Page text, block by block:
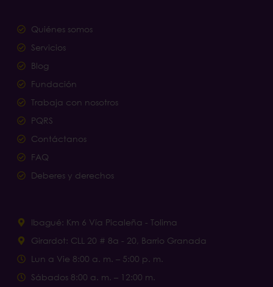
Quiénes somos
Servicios
Blog
Fundación
Trabaja con nosotros
PQRS
Contáctanos
FAQ
Deberes y derechos
Ibagué: Km 6 Vía Picaleña - Tolima
Girardot: CLL 20 # 8a - 20, Barrio Granada
Lun a Vie 8:00 a. m. – 5:00 p. m.
Sábados 8:00 a. m. – 12:00 m.